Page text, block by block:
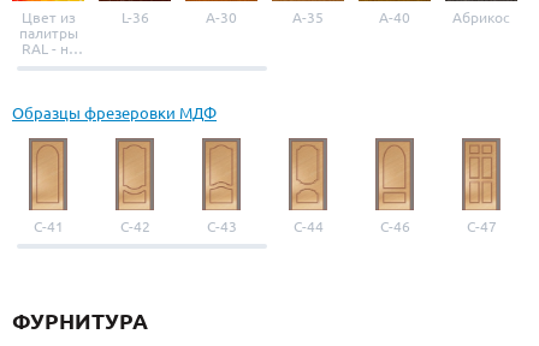
Цвет из
палитры
RAL - на
выбор
L-36 A-30 A-35 A-40 Абрикос
Образцы фрезеровки МДФ
С-41 С-42 С-43 С-44 С-46 С-47
ФУРНИТУРА